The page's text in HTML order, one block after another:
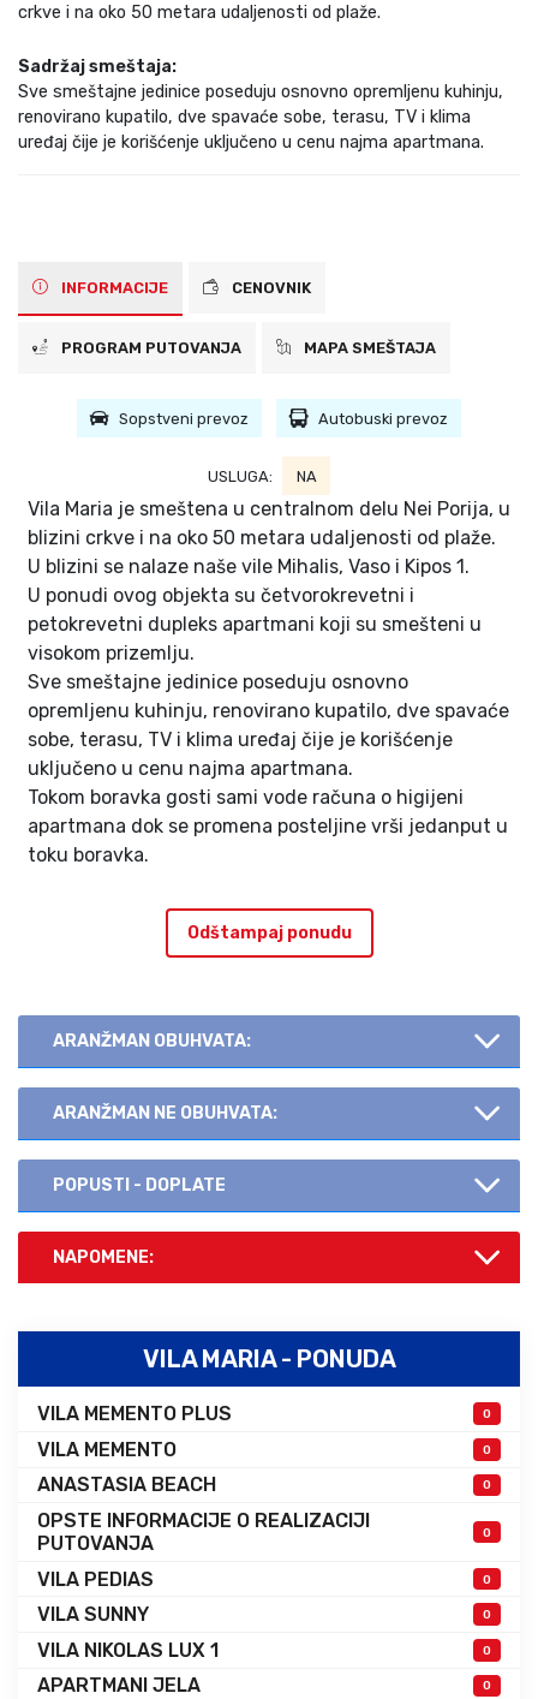
crkve i na oko 50 metara udaljenosti od plaže.
Sadržaj smeštaja:
Sve smeštajne jedinice poseduju osnovno opremljenu kuhinju,
renovirano kupatilo, dve spavaće sobe, terasu, TV i klima
uređaj čije je korišćenje uključeno u cenu najma apartmana.
INFORMACIJE CENOVNIK
PROGRAM PUTOVANJA MAPA SMEŠTAJA
Sopstveni prevoz Autobuski prevoz
USLUGA: NA
Vila Maria je smeštena u centralnom delu Nei Porija, u
blizini crkve i na oko 50 metara udaljenosti od plaže.
U blizini se nalaze naše vile Mihalis, Vaso i Kipos 1.
U ponudi ovog objekta su četvorokrevetni i
petokrevetni dupleks apartmani koji su smešteni u
visokom prizemlju.
Sve smeštajne jedinice poseduju osnovno
opremljenu kuhinju, renovirano kupatilo, dve spavaće
sobe, terasu, TV i klima uređaj čije je korišćenje
uključeno u cenu najma apartmana.
Tokom boravka gosti sami vode računa o higijeni
apartmana dok se promena posteljine vrši jedanput u
toku boravka.
Odštampaj ponudu
ARANŽMAN OBUHVATA:
ARANŽMAN NE OBUHVATA:
POPUSTI - DOPLATE
NAPOMENE:
VILA MARIA - PONUDA
VILA MEMENTO PLUS 0
VILA MEMENTO 0
ANASTASIA BEACH 0
OPSTE INFORMACIJE O REALIZACIJI
PUTOVANJA
0
VILA PEDIAS 0
VILA SUNNY 0
VILA NIKOLAS LUX 1 0
APARTMANI JELA 0